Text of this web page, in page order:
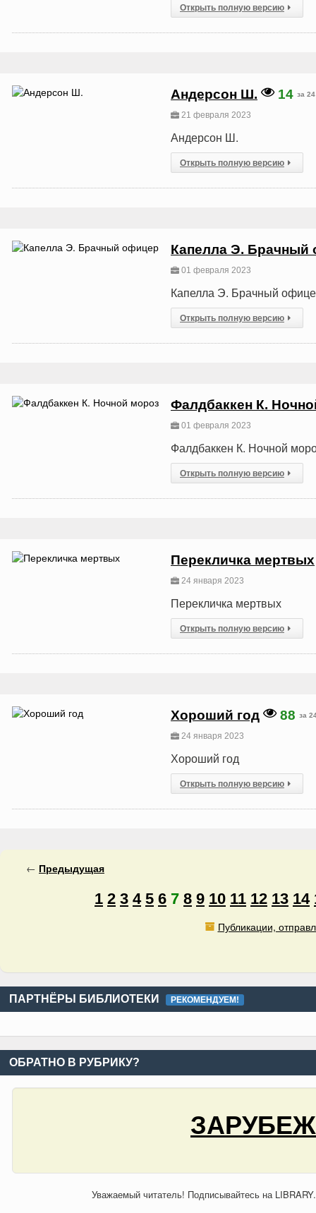
Открыть полную версию
Андерсон Ш. 14 за
21 февраля 2023
Андерсон Ш.
Открыть полную версию
Капелла Э. Брачный
01 февраля 2023
Капелла Э. Брачный
Открыть полную версию
Фалдбаккен К.
01 февраля 2023
Фалдбаккен К. Ночной
Открыть полную версию
Перекличка мертвых
24 января 2023
Перекличка мертвых
Открыть полную версию
Хороший год 88 за
24 января 2023
Хороший год
Открыть полную версию
← Предыдущая
1 2 3 4 5 6 7 8 9 10 11 12 13 14
Публикации,
ПАРТНЁРЫ БИБЛИОТЕКИ РЕКОМЕНДУЕМ!
ОБРАТНО В РУБРИКУ?
Уважаемый читатель! Подписывайтесь на